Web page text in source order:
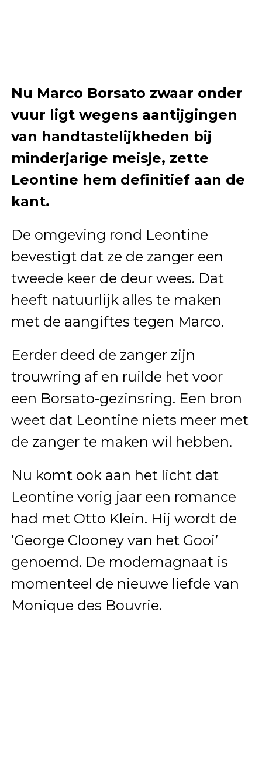
Nu Marco Borsato zwaar onder
vuur ligt wegens aantijgingen
van handtastelijkheden bij
minderjarige meisje, zette
Leontine hem definitief aan de
kant.
De omgeving rond Leontine
bevestigt dat ze de zanger een
tweede keer de deur wees. Dat
heeft natuurlijk alles te maken
met de aangiftes tegen Marco.
Eerder deed de zanger zijn
trouwring af en ruilde het voor
een Borsato-gezinsring. Een bron
weet dat Leontine niets meer met
de zanger te maken wil hebben.
Nu komt ook aan het licht dat
Leontine vorig jaar een romance
had met Otto Klein. Hij wordt de
‘George Clooney van het Gooi’
genoemd. De modemagnaat is
momenteel de nieuwe liefde van
Monique des Bouvrie.